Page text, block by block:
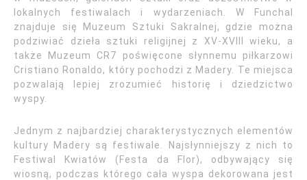
lokalnych festiwalach i wydarzeniach. W Funchal
znajduje się Muzeum Sztuki Sakralnej, gdzie można
podziwiać dzieła sztuki religijnej z XV-XVIII wieku, a
także Muzeum CR7 poświęcone słynnemu piłkarzowi
Cristiano Ronaldo, który pochodzi z Madery. Te miejsca
pozwalają lepiej zrozumieć historię i dziedzictwo
wyspy.
Jednym z najbardziej charakterystycznych elementów
kultury Madery są festiwale. Najsłynniejszy z nich to
Festiwal Kwiatów (Festa da Flor), odbywający się
wiosną, podczas którego cała wyspa dekorowana jest